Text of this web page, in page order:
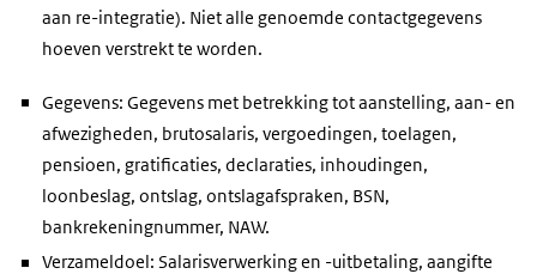
aan re-integratie). Niet alle genoemde contactgegevens
hoeven verstrekt te worden.
Gegevens: Gegevens met betrekking tot aanstelling, aan- en
afwezigheden, brutosalaris, vergoedingen, toelagen,
pensioen, gratificaties, declaraties, inhoudingen,
loonbeslag, ontslag, ontslagafspraken, BSN,
bankrekeningnummer, NAW.
Verzameldoel: Salarisverwerking en -uitbetaling, aangifte